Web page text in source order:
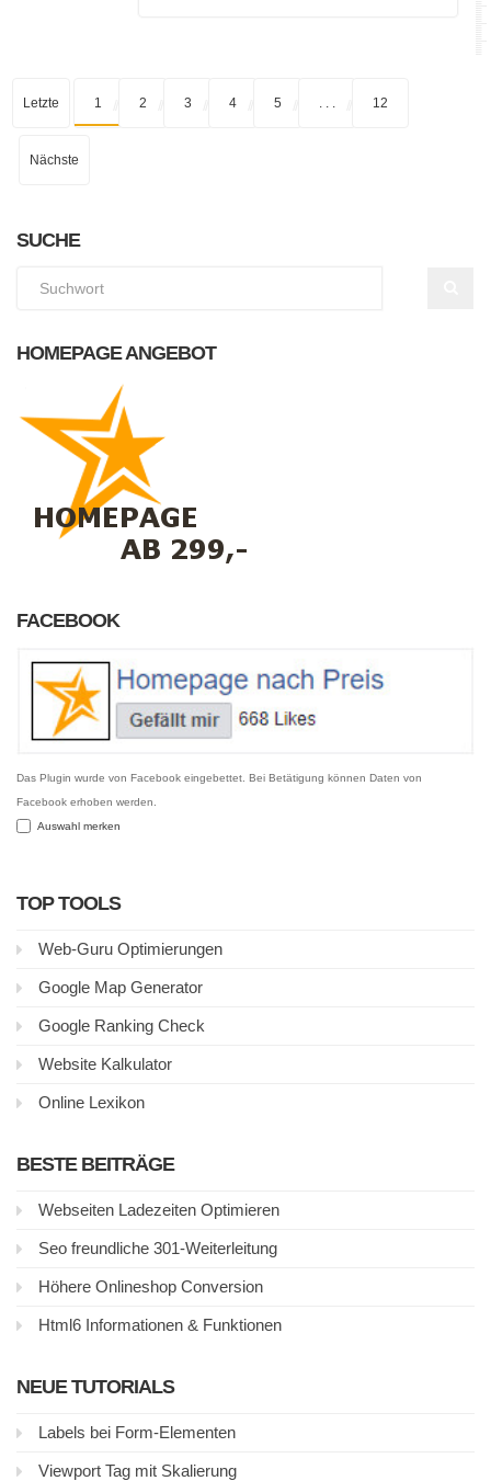
Letzte 1 2 3 4 5 12
Nächste
SUCHE
HOMEPAGE ANGEBOT
FACEBOOK
Das Plugin wurde von Facebook eingebettet. Bei Betätigung können Daten von
Facebook erhoben werden.
Auswahl merken
TOP TOOLS
Web-Guru Optimierungen
Google Map Generator
Google Ranking Check
Website Kalkulator
Online Lexikon
BESTE BEITRÄGE
Webseiten Ladezeiten Optimieren
Seo freundliche 301-Weiterleitung
Höhere Onlineshop Conversion
Html6 Informationen & Funktionen
NEUE TUTORIALS
Labels bei Form-Elementen
Viewport Tag mit Skalierung